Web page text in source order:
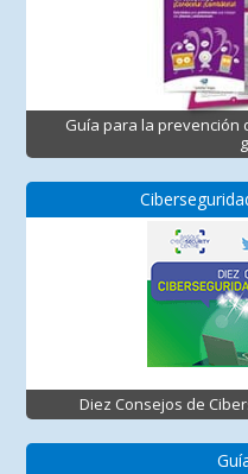
Guía para la prevención
Diez Consejos de